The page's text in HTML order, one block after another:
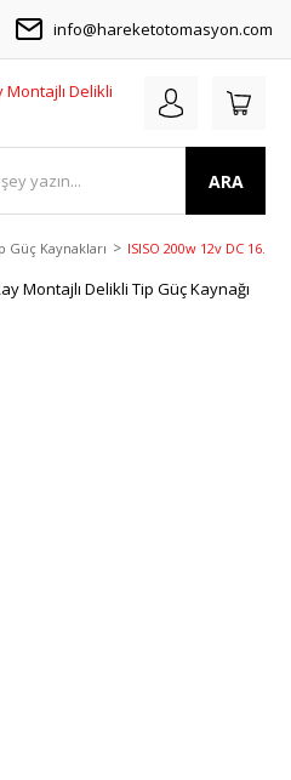
info@hareketotomasyon.com
ARA
Güç Kaynakları ISISO 200w 12v DC 16.5